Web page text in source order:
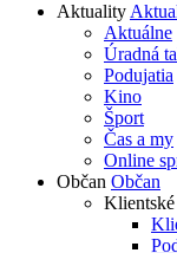
Aktuality
Aktuálne
Úradná
Podujatia
Kino
Šport
Čas a my
Online
Občan Občan